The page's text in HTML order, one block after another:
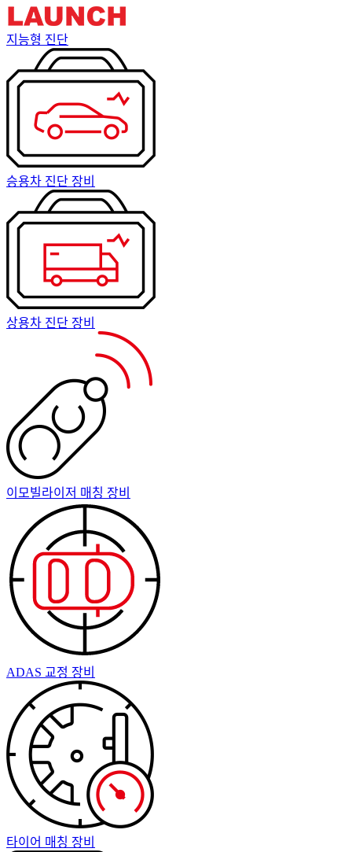
지능형 진단
승용차 진단 장비
상용차 진단 장비
이모빌라이저 매칭 장비
ADAS 교정 장비
타이어 매칭 장비